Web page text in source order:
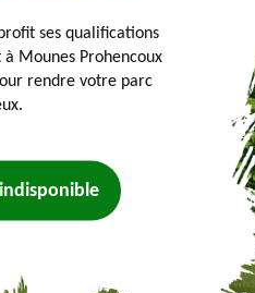
ses qualifications
Mounes Prohencoux
rendre votre parc
indisponible